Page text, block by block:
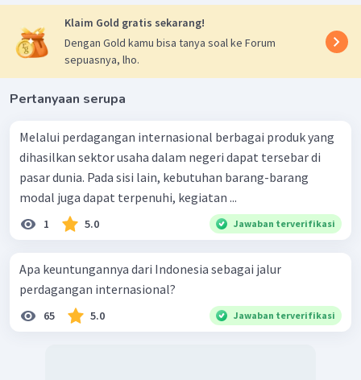
Klaim Gold gratis sekarang!
Dengan Gold kamu bisa tanya soal ke Forum
sepuasnya, lho.
Pertanyaan serupa
Melalui perdagangan internasional berbagai produk yang
dihasilkan sektor usaha dalam negeri dapat tersebar di
pasar dunia. Pada sisi lain, kebutuhan barang-barang
modal juga dapat terpenuhi, kegiatan ...
1 5.0 Jawaban terverifikasi
Apa keuntungannya dari Indonesia sebagai jalur
perdagangan internasional?
65 5.0 Jawaban terverifikasi